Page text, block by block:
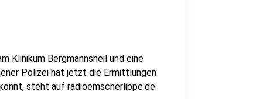
Klinikum Bergmannsheil und eine
Polizei hat jetzt die Ermittlungen
steht auf radioemscherlippe.de